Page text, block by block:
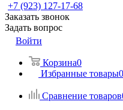
+7 (923) 127-17-68
Заказать звонок
Задать вопрос
Войти
Корзина0
Избранные товары0
Сравнение товаров